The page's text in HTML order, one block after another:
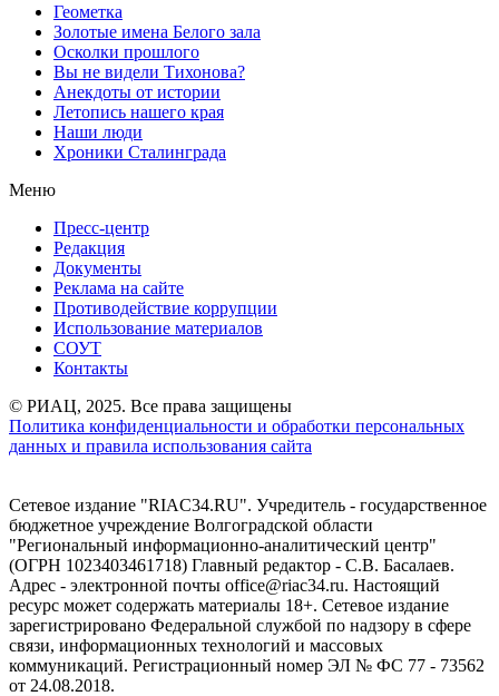
Геометка
Золотые имена Белого зала
Осколки прошлого
Вы не видели Тихонова?
Анекдоты от истории
Летопись нашего края
Наши люди
Хроники Сталинграда
Меню
Пресс-центр
Редакция
Документы
Реклама на сайте
Противодействие коррупции
Использование материалов
СОУТ
Контакты
© РИАЦ, 2025. Все права защищены
Политика конфиденциальности и обработки персональных
данных и правила использования сайта
Сетевое издание "RIAC34.RU". Учредитель - государственное
бюджетное учреждение Волгоградской области
"Региональный информационно-аналитический центр"
(ОГРН 1023403461718) Главный редактор - С.В. Басалаев.
Адрес - электронной почты office@riac34.ru. Настоящий
ресурс может содержать материалы 18+. Сетевое издание
зарегистрировано Федеральной службой по надзору в сфере
связи, информационных технологий и массовых
коммуникаций. Регистрационный номер ЭЛ № ФС 77 - 73562
от 24.08.2018.